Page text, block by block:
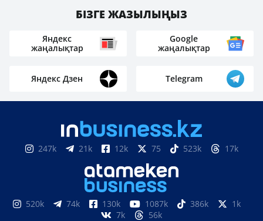
БІЗГЕ ЖАЗЫЛЫҢЫЗ
Яндекс
жаңалықтар
Google
жаңалықтар
Яндекс Дзен Telegram
247k 21k 12k 75 523k 17k
520k 74k 130k 1087k 386k
1k
7k
56k